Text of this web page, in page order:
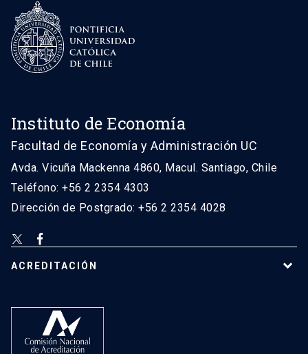
Instituto de Economía
Facultad de Economía y Administración UC
Avda. Vicuña Mackenna 4860, Macul. Santiago, Chile
Teléfono: +56 2 2354 4303
Dirección de Postgrado: +56 2 2354 4028
ACREDITACIÓN